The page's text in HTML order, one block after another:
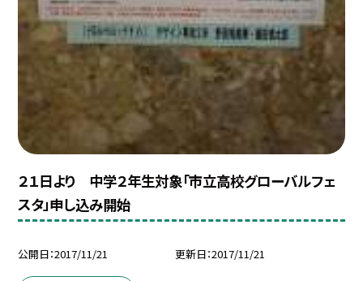
２１日より 中学２年生対象「市立高校グローバルフェ
スタ」申し込み開始
公開日 2017/11/21 更新日 2017/11/21